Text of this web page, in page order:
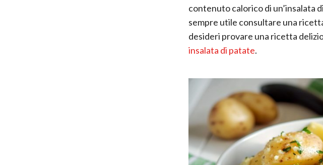
contenuto calorico di un’insalata
sempre utile consultare una
desideri provare una ricetta
insalata di patate.